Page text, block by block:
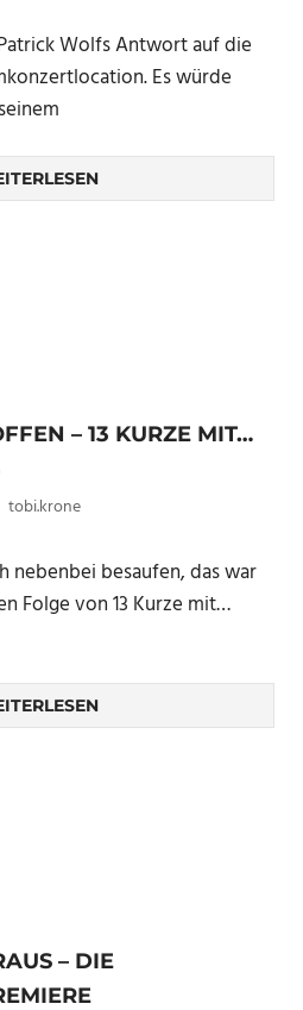
Wolfs Antwort auf die
Es würde
– 13 KURZE MIT…
tobi.krone
nebenbei besaufen, das war
Folge von 13 Kurze mit…
– DIE